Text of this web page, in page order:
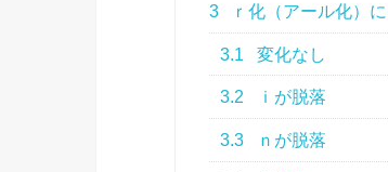
3 ｒ化（アール化）
3.1 変化なし
3.2 ｉが脱落
3.3 ｎが脱落